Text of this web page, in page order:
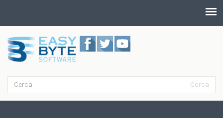
Form di ricerca
Cerca
Cerca